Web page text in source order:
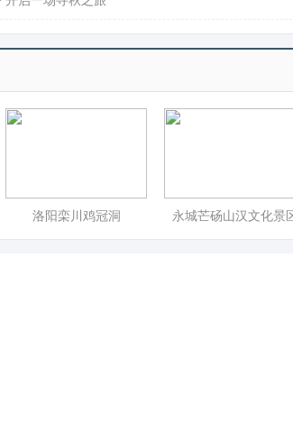
洛阳栾川鸡冠洞 永城芒砀山汉文化景